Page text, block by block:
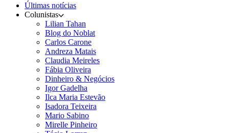
Últimas notícias
Colunistas
Lilian Tahan
Blog do Noblat
Carlos Carone
Andreza Matais
Claudia Meireles
Fábia Oliveira
Dinheiro & Negócios
Igor Gadelha
Ilca Maria Estevão
Isadora Teixeira
Mario Sabino
Mirelle Pinheiro